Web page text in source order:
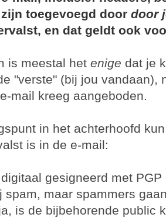
toegevoegd door door
en dat geldt ook
is meestal het enige dat je
"verste" (bij jou vandaan),
mail kreeg aangeboden.
in het achterhoofd
is in de e-mail:
gesigneerd met
spam, maar spammers
is de bijbehorende public